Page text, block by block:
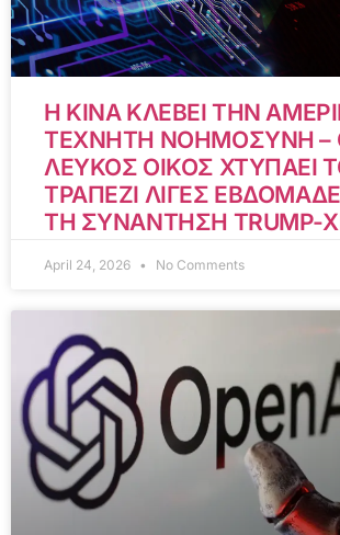
Η ΚΙΝΑ ΚΛΕΒΕΙ ΤΗΝ
ΤΕΧΝΗΤΗ ΝΟΗΜΟΣΥΝΗ –
ΛΕΥΚΟΣ ΟΙΚΟΣ ΧΤΥΠΑΕΙ
ΤΡΑΠΕΖΙ ΛΙΓΕΣ
ΤΗ ΣΥΝΑΝΤΗΣΗ TRUMP-
April 24, 2026 No Comments